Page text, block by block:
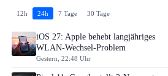
12h 24h 7 Tage 30 Tage
iOS 27: Apple behebt langjähriges
WLAN-Wechsel-Problem
Gestern, 22:48 Uhr